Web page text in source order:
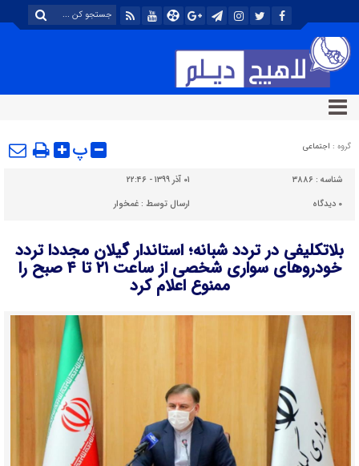
گروه : اجتماعی پ
شناسه : ۳۸۸۶
۰۱ آذر ۱۳۹۹ - ۲۲:۴۶
۰ دیدگاه ارسال توسط :غمخوار
بلاتکلیفی در تردد شبانه؛ استاندار گیلان مجددا تردد
خودروهای سواری شخصی از ساعت ۲۱ تا ۴ صبح را
ممنوع اعلام کرد